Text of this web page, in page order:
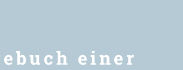
einer